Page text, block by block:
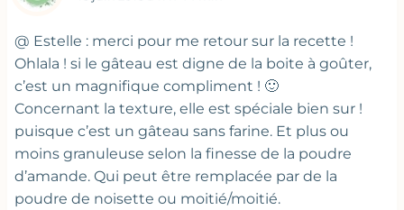
@ Estelle : merci pour me retour sur la recette !
Ohlala ! si le gâteau est digne de la boite à goûter,
c’est un magnifique compliment ! 🙂
Concernant la texture, elle est spéciale bien sur !
puisque c’est un gâteau sans farine. Et plus ou
moins granuleuse selon la finesse de la poudre
d’amande. Qui peut être remplacée par de la
poudre de noisette ou moitié/moitié.